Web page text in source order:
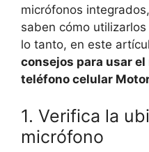
micrófonos
saben cómo
lo tanto, en este
consejos para usar
teléfono celular
1. Verifica la
micrófono